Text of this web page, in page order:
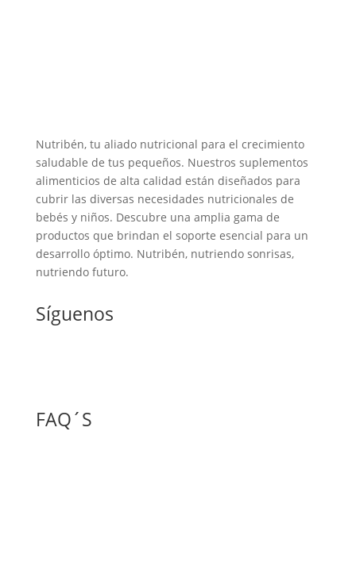
Nutribén, tu aliado nutricional para el crecimiento
saludable de tus pequeños. Nuestros suplementos
alimenticios de alta calidad están diseñados para
cubrir las diversas necesidades nutricionales de
bebés y niños. Descubre una amplia gama de
productos que brindan el soporte esencial para un
desarrollo óptimo. Nutribén, nutriendo sonrisas,
nutriendo futuro.
Síguenos
FAQ´S